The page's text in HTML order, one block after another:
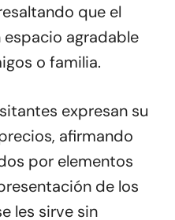
que el
agradable
o familia.
expresan su
afirmando
por elementos
de los
les sirve sin